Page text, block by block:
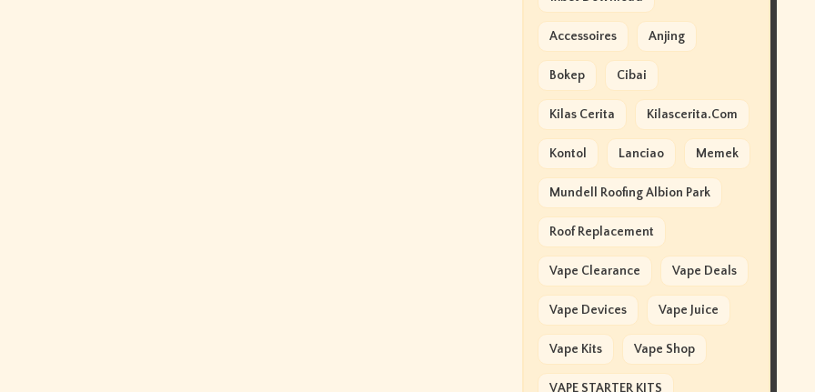
Accessoires Anjing
Bokep Cibai
Kilas Cerita Kilascerita.com
Kontol Lanciao Memek
Mundell Roofing Albion Park
Roof Replacement
Vape Clearance Vape Deals
Vape Devices Vape Juice
Vape Kits Vape Shop
VAPE STARTER KITS